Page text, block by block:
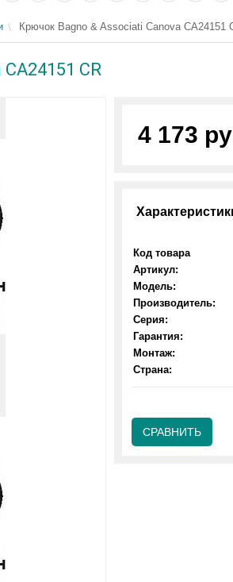
Крючок Bagno & Associati Canova CA24151
CR
4 173
Код товара
Артикул:
Модель:
Производитель:
Серия:
Гарантия:
Монтаж:
Страна:
СРАВНИТЬ